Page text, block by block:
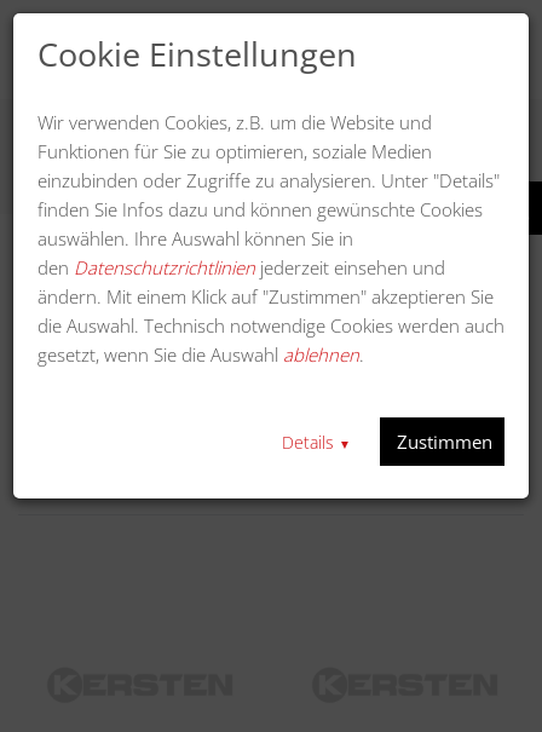
Cookie Einstellungen
Wir verwenden Cookies, z.B. um die Website und
Funktionen für Sie zu optimieren, soziale Medien
einzubinden oder Zugriffe zu analysieren. Unter "Details"
finden Sie Infos dazu und können gewünschte Cookies
auswählen. Ihre Auswahl können Sie in
den Datenschutzrichtlinien jederzeit einsehen und
ändern. Mit einem Klick auf "Zustimmen" akzeptieren Sie
die Auswahl. Technisch notwendige Cookies werden auch
gesetzt, wenn Sie die Auswahl ablehnen.
Details ▼ Zustimmen
UNIVERSELLE EINACHSER
AKTIVE FILTER
Kategorie Zubehör für universelle Einachser